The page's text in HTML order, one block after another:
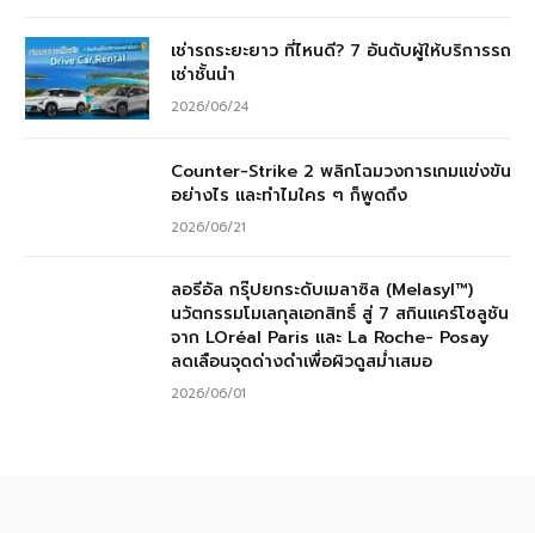
เช่ารถระยะยาว ที่ไหนดี? 7 อันดับผู้ให้บริการรถ
เช่าชั้นนำ
2026/06/24
Counter-Strike 2 พลิกโฉมวงการเกมแข่งขัน
อย่างไร และทำไมใคร ๆ ก็พูดถึง
2026/06/21
ลอรีอัล กรุ๊ปยกระดับเมลาซิล (Melasyl™)
นวัตกรรมโมเลกุลเอกสิทธิ์ สู่ 7 สกินแคร์โซลูชัน
จาก LOréal Paris และ La Roche- Posay
ลดเลือนจุดด่างดำเพื่อผิวดูสม่ำเสมอ
2026/06/01